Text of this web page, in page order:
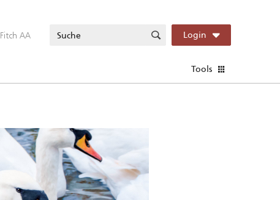
Fitch AA Login
Tools